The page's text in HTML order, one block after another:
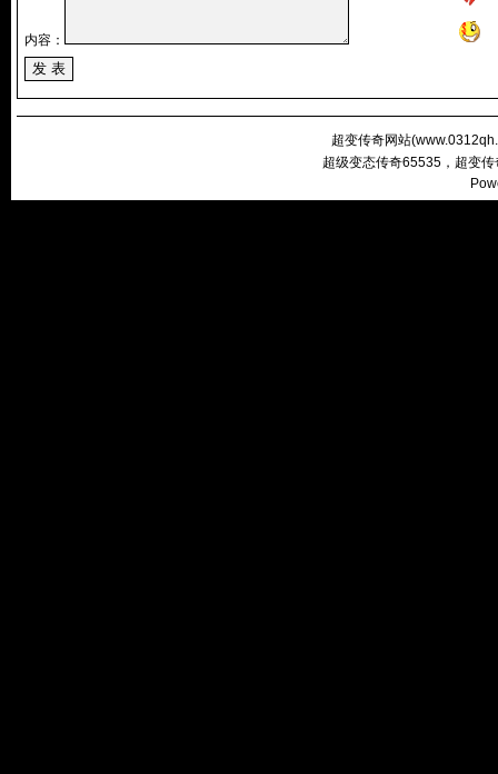
内容：
超变传奇网站(
超级变态传奇65535，超变